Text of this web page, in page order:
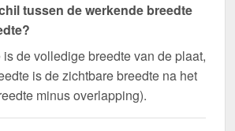
tussen de werkende breedte
de volledige breedte van de plaat,
is de zichtbare breedte na het
minus overlapping).